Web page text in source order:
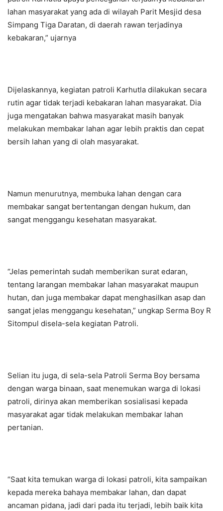
lahan masyarakat yang ada di wilayah Parit Mesjid desa
Simpang Tiga Daratan, di daerah rawan terjadinya
kebakaran,” ujarnya
Dijelaskannya, kegiatan patroli Karhutla dilakukan secara
rutin agar tidak terjadi kebakaran lahan masyarakat. Dia
juga mengatakan bahwa masyarakat masih banyak
melakukan membakar lahan agar lebih praktis dan cepat
bersih lahan yang di olah masyarakat.
Namun menurutnya, membuka lahan dengan cara
membakar sangat bertentangan dengan hukum, dan
sangat menggangu kesehatan masyarakat.
“Jelas pemerintah sudah memberikan surat edaran,
tentang larangan membakar lahan masyarakat maupun
hutan, dan juga membakar dapat menghasilkan asap dan
sangat jelas menggangu kesehatan,” ungkap Serma Boy R
Sitompul disela-sela kegiatan Patroli.
Selian itu juga, di sela-sela Patroli Serma Boy bersama
dengan warga binaan, saat menemukan warga di lokasi
patroli, dirinya akan memberikan sosialisasi kepada
masyarakat agar tidak melakukan membakar lahan
pertanian.
“Saat kita temukan warga di lokasi patroli, kita sampaikan
kepada mereka bahaya membakar lahan, dan dapat
ancaman pidana, jadi dari pada itu terjadi, lebih baik kita